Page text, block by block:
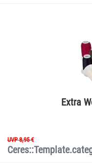
Extra
UVP 8,95 €